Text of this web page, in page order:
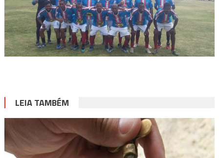
LEIA TAMBÉM